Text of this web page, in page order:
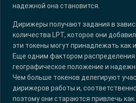
надежной она становится.
Дирижеры получают задания в
количества LPT, которое они
эти токены могут принадлежать как
Еще одним фактором распределения
географическое положение и
Чем больше токенов делегируют
дирижеров работы и,
поэтому они стараются привлечь